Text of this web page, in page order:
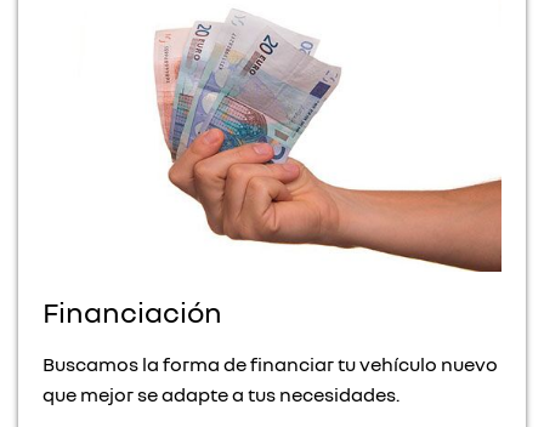
Financiación
Buscamos la forma de financiar tu vehículo nuevo
que mejor se adapte a tus necesidades.